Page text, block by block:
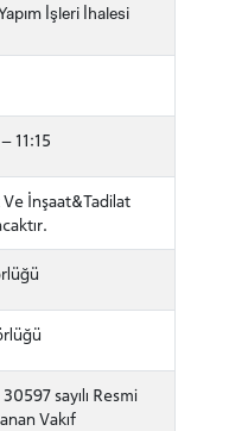
İşleri İhalesi
11:15
İnşaat&Tadilat
sayılı Resmi
Vakıf